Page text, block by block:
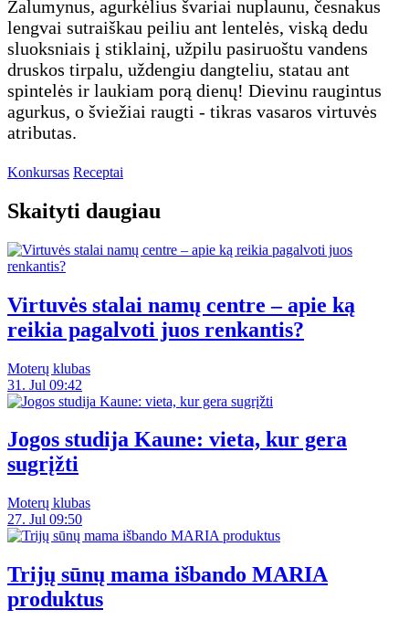
Žalumynus, agurkėlius švariai nuplaunu, česnakus
lengvai sutraiškau peiliu ant lentelės, viską dedu
sluoksniais į stiklainį, užpilu pasiruoštu vandens
druskos tirpalu, uždengiu dangteliu, statau ant
spintelės ir laukiam porą dienų! Dievinu raugintus
agurkus, o šviežiai raugti - tikras vasaros virtuvės
atributas.
Konkursas Receptai
Skaityti daugiau
Virtuvės stalai namų centre – apie ką
reikia pagalvoti juos renkantis?
Moterų klubas
31. Jul 09:42
Jogos studija Kaune: vieta, kur gera
sugrįžti
Moterų klubas
27. Jul 09:50
Trijų sūnų mama išbando MARIA
produktus